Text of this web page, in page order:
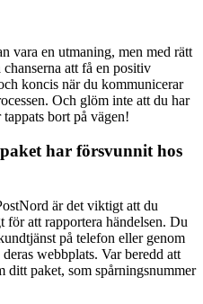
vara en utmaning, men med rätt
att få en positiv
koncis när du kommunicerar
Och glöm inte att du har
bort på vägen!
har försvunnit hos
är det viktigt att du
för att rapportera händelsen. Du
på telefon eller genom
webbplats. Var beredd att
ditt paket, som spårningsnummer